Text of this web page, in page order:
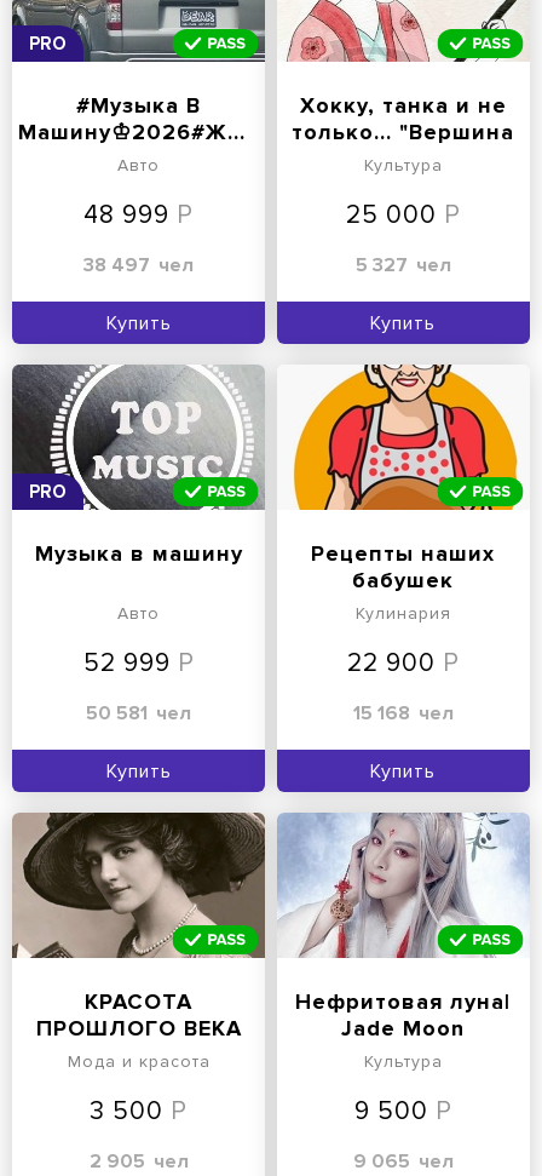
PRO
#Музыка В
Машину♔2026#ЖивитеГромко
Авто
48 999
38 497 чел
Купить
Хокку, танка и не
только... "Вершина
в облаках"
Культура
25 000
5 327 чел
Купить
PRO
Музыка в машину
Авто
52 999
50 581 чел
Купить
Рецепты наших
бабушек
Кулинария
22 900
15 168 чел
Купить
КРАСОТА
ПРОШЛОГО ВЕКА
Мода и красота
3 500
2 905 чел
Нефритовая луна|
Jade Moon
Культура
9 500
9 065 чел